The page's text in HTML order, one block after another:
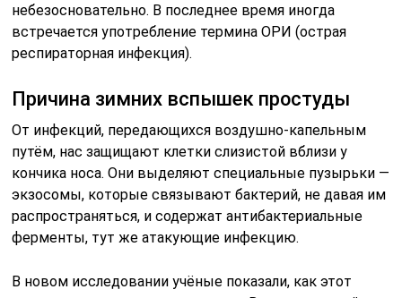
небезосновательно. В последнее время иногда
встречается употребление термина ОРИ (острая
респираторная инфекция).
Причина зимних вспышек простуды
От инфекций, передающихся воздушно-капельным
путём, нас защищают клетки слизистой вблизи у
кончика носа. Они выделяют специальные пузырьки —
экзосомы, которые связывают бактерий, не давая им
распространяться, и содержат антибактериальные
ферменты, тут же атакующие инфекцию.
В новом исследовании учёные показали, как этот